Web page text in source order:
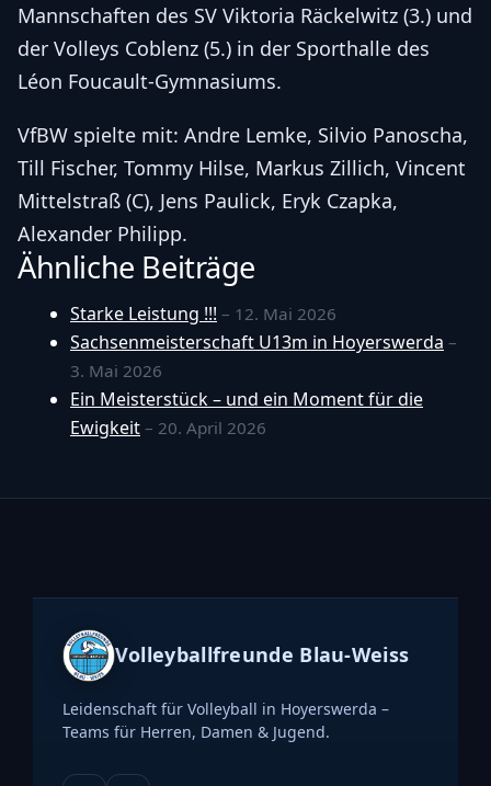
Mannschaften des SV Viktoria Räckelwitz (3.) und
der Volleys Coblenz (5.) in der Sporthalle des
Léon Foucault-Gymnasiums.
VfBW spielte mit: Andre Lemke, Silvio Panoscha,
Till Fischer, Tommy Hilse, Markus Zillich, Vincent
Mittelstraß (C), Jens Paulick, Eryk Czapka,
Alexander Philipp.
Ähnliche Beiträge
Starke Leistung !!! – 12. Mai 2026
Sachsenmeisterschaft U13m in Hoyerswerda –
3. Mai 2026
Ein Meisterstück – und ein Moment für die
Ewigkeit – 20. April 2026
Volleyballfreunde Blau-Weiss
Leidenschaft für Volleyball in Hoyerswerda –
Teams für Herren, Damen & Jugend.